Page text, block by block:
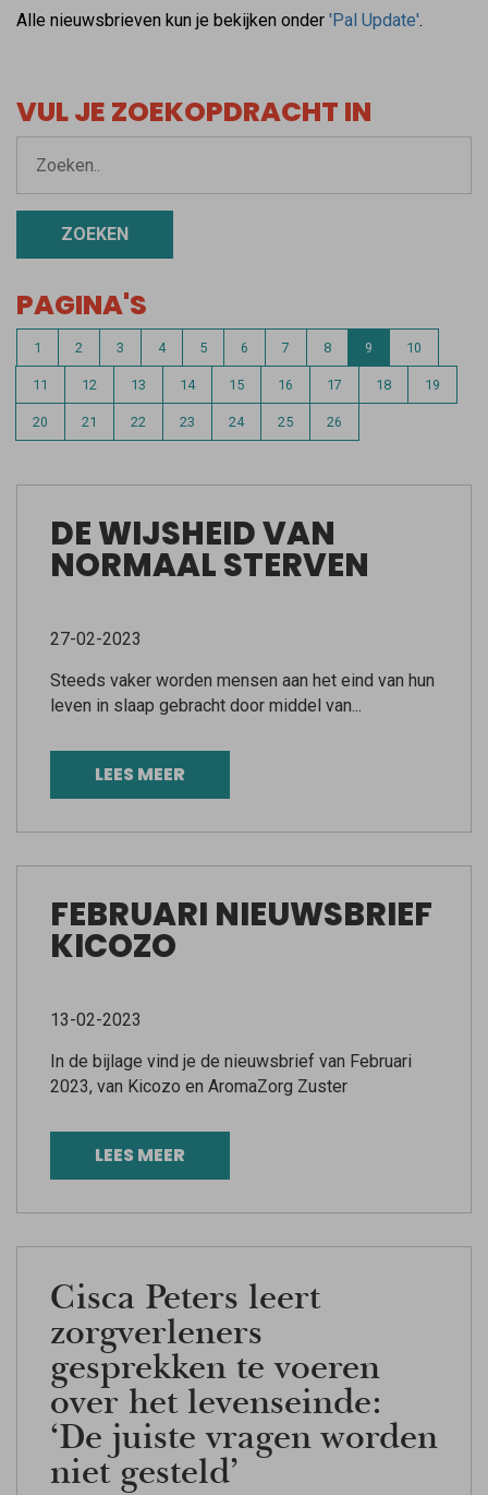
Alle nieuwsbrieven kun je bekijken onder 'Pal Update'.
VUL JE ZOEKOPDRACHT IN
ZOEKEN
PAGINA'S
1 2 3 4 5 6 7 8 9 10
11 12 13 14 15 16 17 18 19
20 21 22 23 24 25 26
DE WIJSHEID VAN
NORMAAL STERVEN
27-02-2023
Steeds vaker worden mensen aan het eind van hun
leven in slaap gebracht door middel van...
LEES MEER
FEBRUARI NIEUWSBRIEF
KICOZO
13-02-2023
In de bijlage vind je de nieuwsbrief van Februari
2023, van Kicozo en AromaZorg Zuster
LEES MEER
Cisca Peters leert
zorgverleners
gesprekken te voeren
over het levenseinde:
‘De juiste vragen worden
niet gesteld’